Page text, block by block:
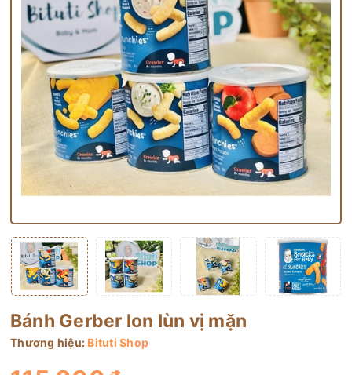
Bánh Gerber lon lùn vị mặn
Thương hiệu: Bituti Shop